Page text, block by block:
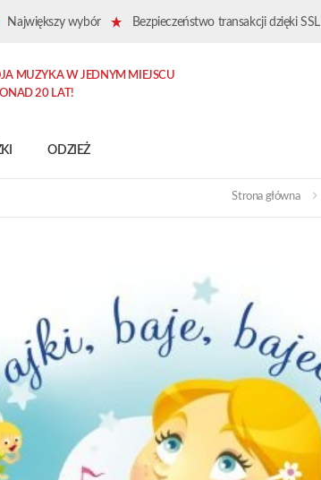
Największy wybór Bezpieczeństwo transakcji dzięki SSL
ODZIEŻ
MUZYKA W JEDNYM MIEJSCU
20 LAT!
Strona główna